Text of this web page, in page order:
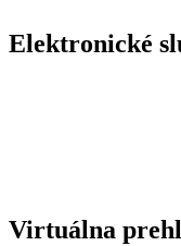
Elektronické
Virtuálna